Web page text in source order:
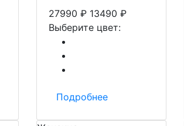
27990 ₽ 13490 ₽
Выберите цвет:
Подробнее